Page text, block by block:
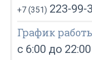
+7 (351) 223-99-
График
с 6:00 до 22:00